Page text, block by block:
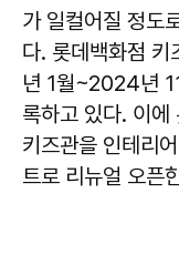
가 일컬어질 정도
다. 롯데백화점
년 1월~2024년
록하고 있다. 이
키즈관을 인테리
트로 리뉴얼 오픈